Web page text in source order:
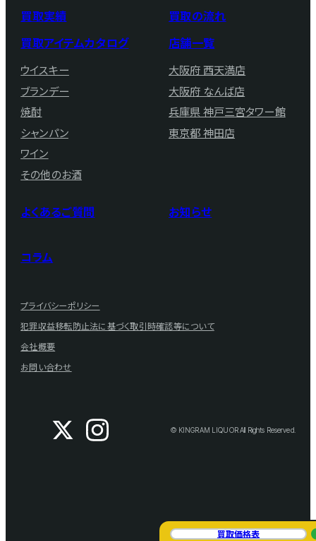
買取価格表
買取実績
買取アイテムカタログ
ウイスキー
ブランデー
焼酎
シャンパン
ワイン
その他のお酒
買取の流れ
店舗一覧
大阪府 西天満店
大阪府 なんば店
兵庫県 神戸三宮タワー館
東京都 神田店
よくあるご質問 お知らせ
コラム
プライバシーポリシー
犯罪収益移転防止法に基づく取引時確認等について
会社概要
お問い合わせ
© KINGRAM LIQUOR All Rights Reserved.